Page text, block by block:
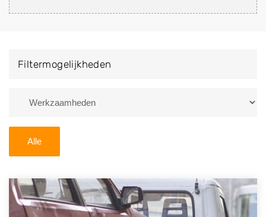
ophalen op een locatie naar keuze? Kies dan voor een
kapotte auto.
regio? U vindt hier alle bedrijven in
verkopen en op te laten halen door de Sloopauto
Ophaaldienst van Autosloperijen.nl. Wij kunnen uw
auto gratis ophalen in Eys. Neem telefonisch
Filtermogelijkheden
Alle